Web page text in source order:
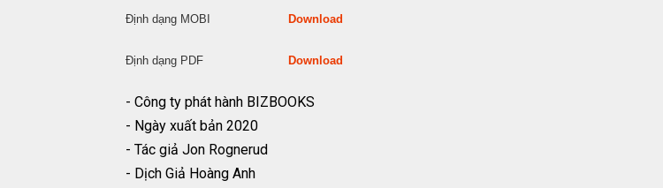
Định dạng MOBI Download
Định dạng PDF Download
- Công ty phát hành BIZBOOKS
- Ngày xuất bản 2020
- Tác giả Jon Rognerud
- Dịch Giả Hoàng Anh